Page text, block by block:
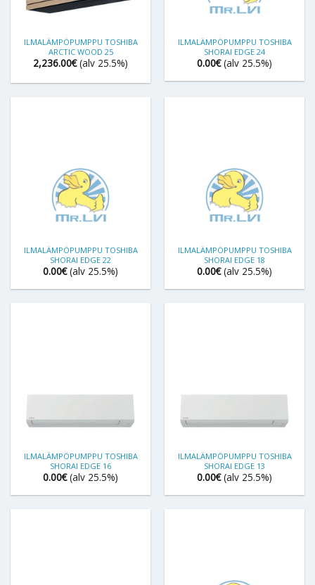
ILMALÄMPÖPUMPPU TOSHIBA
ARCTIC WOOD 25
2,236.00€ (alv 25.5%)
ILMALÄMPÖPUMPPU TOSHIBA
SHORAI EDGE 24
0.00€ (alv 25.5%)
ILMALÄMPÖPUMPPU TOSHIBA
SHORAI EDGE 22
0.00€ (alv 25.5%)
ILMALÄMPÖPUMPPU TOSHIBA
SHORAI EDGE 18
0.00€ (alv 25.5%)
ILMALÄMPÖPUMPPU TOSHIBA
SHORAI EDGE 16
0.00€ (alv 25.5%)
ILMALÄMPÖPUMPPU TOSHIBA
SHORAI EDGE 13
0.00€ (alv 25.5%)